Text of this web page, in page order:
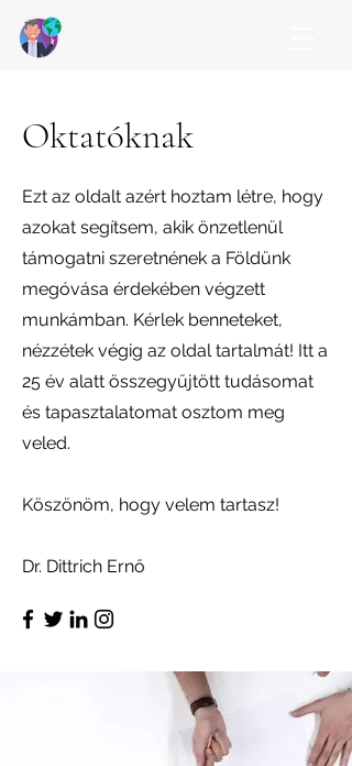
Oktatóknak
Ezt az oldalt azért hoztam létre, hogy
azokat segítsem, akik önzetlenül
támogatni szeretnének a Földünk
megóvása érdekében végzett
munkámban. Kérlek benneteket,
nézzétek végig az oldal tartalmát! Itt a
25 év alatt összegyűjtött tudásomat
és tapasztalatomat osztom meg
veled.
Köszönöm, hogy velem tartasz!
Dr. Dittrich Ernő